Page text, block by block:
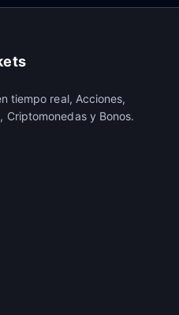
tiempo real, Acciones,
Criptomonedas y Bonos.